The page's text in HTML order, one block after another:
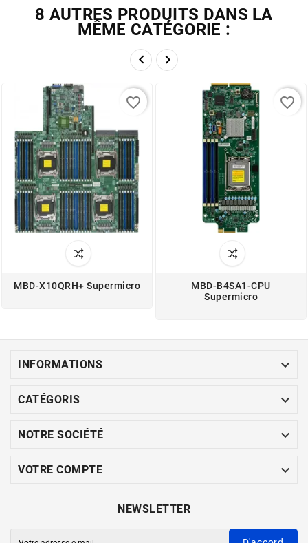
8 AUTRES PRODUITS DANS LA
MÊME CATÉGORIE :
 
MBD-X10QRH+ Supermicro
favorite_border
MBD-B4SA1-CPU
Supermicro
favorite_border
INFORMATIONS 
CATÉGORIS 
NOTRE SOCIÉTÉ 
VOTRE COMPTE 
NEWSLETTER